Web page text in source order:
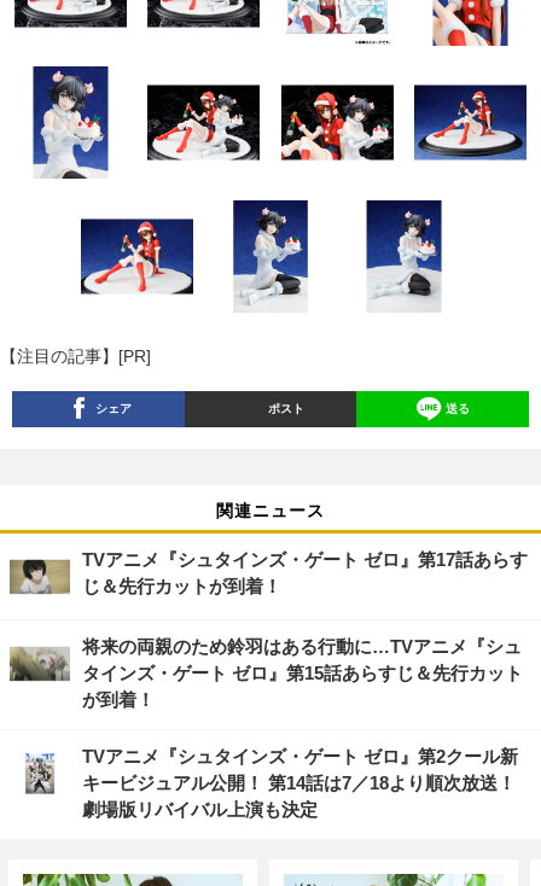
【注目の記事】[PR]
シェア ポスト 送る
関連ニュース
TVアニメ『シュタインズ・ゲート ゼロ』第17話あらす
じ＆先行カットが到着！
将来の両親のため鈴羽はある行動に…TVアニメ『シュ
タインズ・ゲート ゼロ』第15話あらすじ＆先行カット
が到着！
TVアニメ『シュタインズ・ゲート ゼロ』第2クール新
キービジュアル公開！ 第14話は7／18より順次放送！
劇場版リバイバル上演も決定